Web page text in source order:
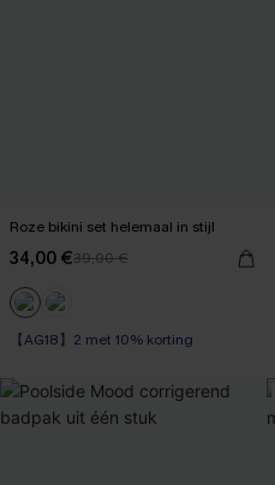
Roze bikini set helemaal in stijl
34,00 €39,00 €
【AG18】2 met 10% korting